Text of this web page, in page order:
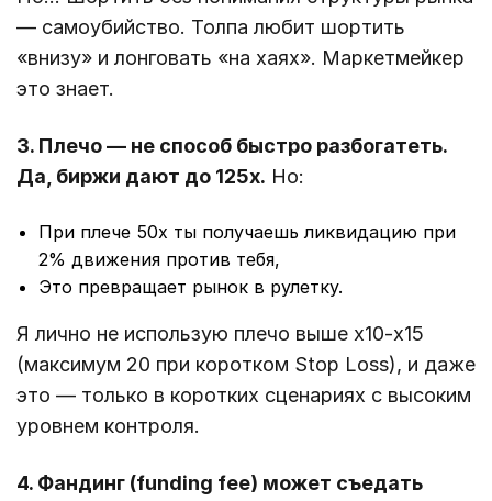
— самоубийство. Толпа любит шортить
«внизу» и лонговать «на хаях». Маркетмейкер
это знает.
3. Плечо — не способ быстро разбогатеть.
Да, биржи дают до 125x. Но:
При плече 50x ты получаешь ликвидацию при
2% движения против тебя,
Это превращает рынок в рулетку.
Я лично не использую плечо выше х10-х15
(максимум 20 при коротком Stop Loss), и даже
это — только в коротких сценариях с высоким
уровнем контроля.
4. Фандинг (funding fee) может съедать